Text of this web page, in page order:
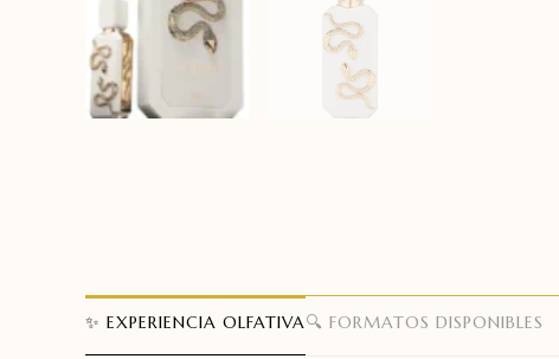
✨ EXPERIENCIA OLFATIVA🔍 FORMATOS DISPONIBLES